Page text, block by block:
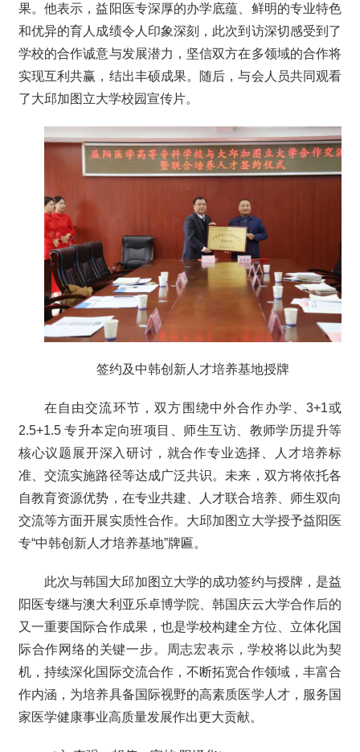
果。他表示，益阳医专深厚的办学底蕴、鲜明的专业特色
和优异的育人成绩令人印象深刻，此次到访深切感受到了
学校的合作诚意与发展潜力，坚信双方在多领域的合作将
实现互利共赢，结出丰硕成果。随后，与会人员共同观看
了大邱加图立大学校园宣传片。
签约及中韩创新人才培养基地授牌
在自由交流环节，双方围绕中外合作办学、3+1或
2.5+1.5 专升本定向班项目、师生互访、教师学历提升等
核心议题展开深入研讨，就合作专业选择、人才培养标
准、交流实施路径等达成广泛共识。未来，双方将依托各
自教育资源优势，在专业共建、人才联合培养、师生双向
交流等方面开展实质性合作。大邱加图立大学授予益阳医
专“中韩创新人才培养基地”牌匾。
此次与韩国大邱加图立大学的成功签约与授牌，是益
阳医专继与澳大利亚乐卓博学院、韩国庆云大学合作后的
又一重要国际合作成果，也是学校构建全方位、立体化国
际合作网络的关键一步。周志宏表示，学校将以此为契
机，持续深化国际交流合作，不断拓宽合作领域，丰富合
作内涵，为培养具备国际视野的高素质医学人才，服务国
家医学健康事业高质量发展作出更大贡献。